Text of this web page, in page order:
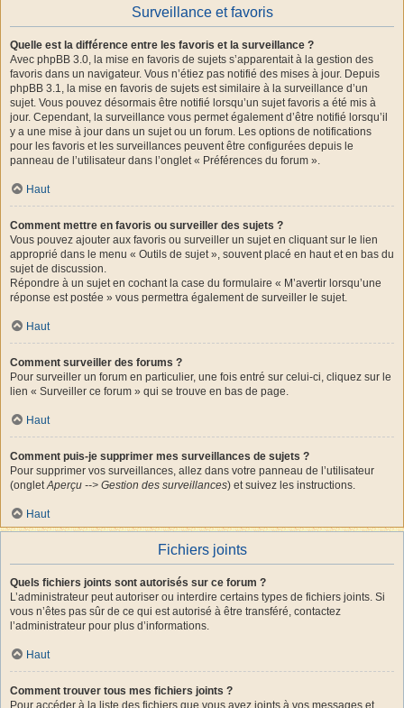
Surveillance et favoris
Quelle est la différence entre les favoris et la surveillance ?
Avec phpBB 3.0, la mise en favoris de sujets s’apparentait à la gestion des
favoris dans un navigateur. Vous n’étiez pas notifié des mises à jour. Depuis
phpBB 3.1, la mise en favoris de sujets est similaire à la surveillance d’un
sujet. Vous pouvez désormais être notifié lorsqu’un sujet favoris a été mis à
jour. Cependant, la surveillance vous permet également d’être notifié lorsqu’il
y a une mise à jour dans un sujet ou un forum. Les options de notifications
pour les favoris et les surveillances peuvent être configurées depuis le
panneau de l’utilisateur dans l’onglet « Préférences du forum ».
Haut
Comment mettre en favoris ou surveiller des sujets ?
Vous pouvez ajouter aux favoris ou surveiller un sujet en cliquant sur le lien
approprié dans le menu « Outils de sujet », souvent placé en haut et en bas du
sujet de discussion.
Répondre à un sujet en cochant la case du formulaire « M’avertir lorsqu’une
réponse est postée » vous permettra également de surveiller le sujet.
Haut
Comment surveiller des forums ?
Pour surveiller un forum en particulier, une fois entré sur celui-ci, cliquez sur le
lien « Surveiller ce forum » qui se trouve en bas de page.
Haut
Comment puis-je supprimer mes surveillances de sujets ?
Pour supprimer vos surveillances, allez dans votre panneau de l’utilisateur
(ongletAperçu --> Gestion des surveillances) et suivez les instructions.
Haut
Fichiers joints
Quels fichiers joints sont autorisés sur ce forum ?
L’administrateur peut autoriser ou interdire certains types de fichiers joints. Si
vous n’êtes pas sûr de ce qui est autorisé à être transféré, contactez
l’administrateur pour plus d’informations.
Haut
Comment trouver tous mes fichiers joints ?
Pour accéder à la liste des fichiers que vous avez joints à vos messages et